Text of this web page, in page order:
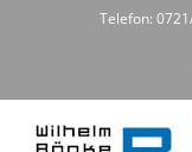
springen
Telefon: